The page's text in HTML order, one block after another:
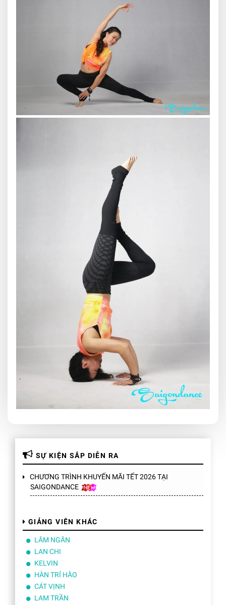
SỰ KIỆN SẮP DIỄN RA
CHƯƠNG TRÌNH KHUYẾN MÃI TẾT 2026 TẠI
SAIGONDANCE
GIẢNG VIÊN KHÁC
LÂM NGÂN
LAN CHI
KELVIN
HÀN TRÍ HÀO
CÁT VỊNH
LAM TRẦN